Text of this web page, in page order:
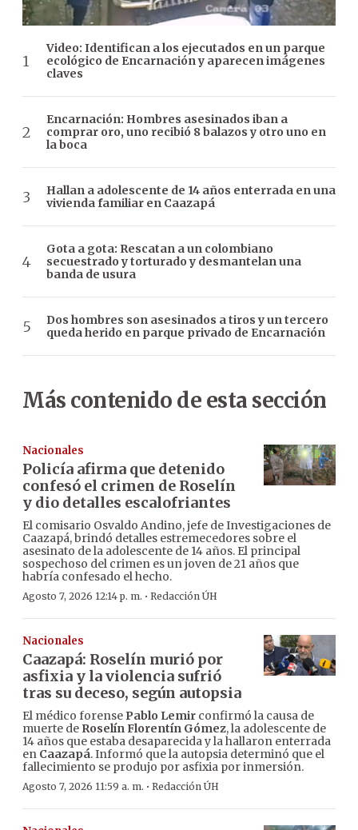
Video: Identifican a los ejecutados en un parque
ecológico de Encarnación y aparecen imágenes
claves
Encarnación: Hombres asesinados iban a
comprar oro, uno recibió 8 balazos y otro uno en
la boca
Hallan a adolescente de 14 años enterrada en una
vivienda familiar en Caazapá
Gota a gota: Rescatan a un colombiano
secuestrado y torturado y desmantelan una
banda de usura
Dos hombres son asesinados a tiros y un tercero
queda herido en parque privado de Encarnación
Más contenido de esta sección
Nacionales
Policía afirma que detenido
confesó el crimen de Roselín
y dio detalles escalofriantes
El comisario Osvaldo Andino, jefe de Investigaciones de
Caazapá, brindó detalles estremecedores sobre el
asesinato de la adolescente de 14 años. El principal
sospechoso del crimen es un joven de 21 años que
habría confesado el hecho.
Agosto 7, 2026 12:14 p. m. · Redacción ÚH
Nacionales
Caazapá: Roselín murió por
asfixia y la violencia sufrió
tras su deceso, según autopsia
El médico forense Pablo Lemir confirmó la causa de
muerte de Roselín Florentín Gómez, la adolescente de
14 años que estaba desaparecida y la hallaron enterrada
en Caazapá. Informó que la autopsia determinó que el
fallecimiento se produjo por asfixia por inmersión.
Agosto 7, 2026 11:59 a. m. · Redacción ÚH